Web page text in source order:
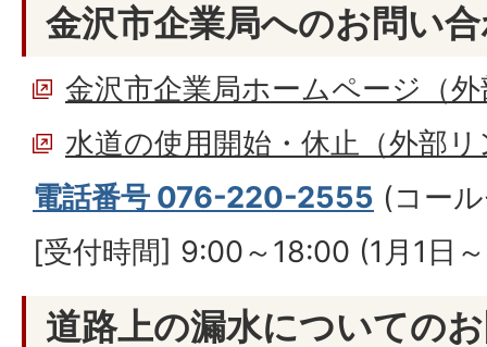
金沢市企業局へのお問い
金沢市企業局ホームページ（
水道の使用開始・休止（外部
電話番号 076-220-2555 (コー
[受付時間] 9:00～18:00 (1月1日
道路上の漏水についての